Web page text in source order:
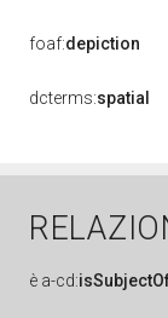
foaf:depiction
dcterms:spatial
è a-cd: